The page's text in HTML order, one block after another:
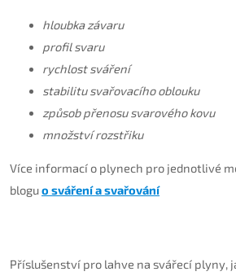
hloubka závaru
profil svaru
rychlost sváření
stabilitu svařovacího oblouku
způsob přenosu svarového kovu
množství rozstřiku
Více informací o plynech pro jednotlivé
bloguo sváření a svařování
Příslušenství pro lahve na svářecí plyny,